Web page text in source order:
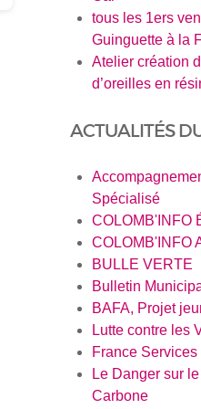
tous les 1ers
Guinguette à la
Atelier création
d’oreilles en
ACTUALITÉS
Spécialisé
COLOMB'INFO
COLOMB'INFO
BULLE VERTE
Bulletin
BAFA, Projet
Lutte contre les
France Services
Le Danger sur
Carbone